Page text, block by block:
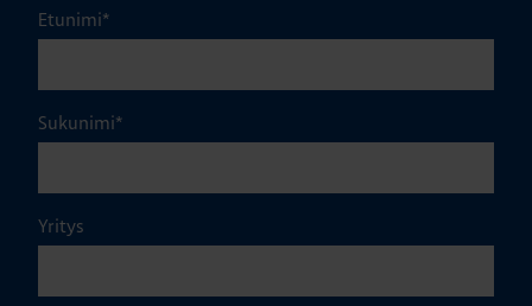
Etunimi*
Sukunimi*
Yritys